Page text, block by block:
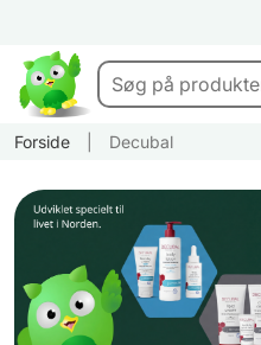
Forside Decubal